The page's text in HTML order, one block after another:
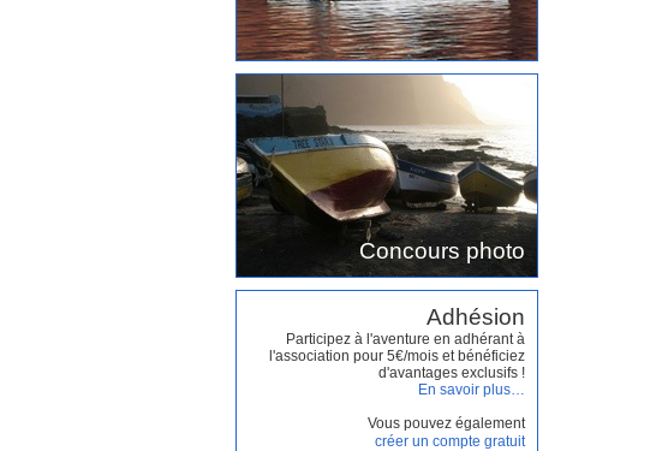
Concours photo
Adhésion
Participez à l'aventure en adhérant à
l'association pour 5€/mois et bénéficiez
d'avantages exclusifs !
En savoir plus…
Vous pouvez également
créer un compte gratuit